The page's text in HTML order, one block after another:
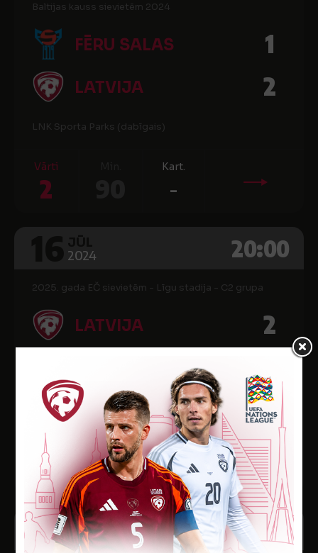
Baltijas kauss sievietēm 2024
FĒRU SALAS 1
LATVIJA 2
LNK Sporta Parks (dabīgais)
Vārti
2
Kart.
-
2024 20:00
2025. gada EČ sievietēm - Līgu stadija - C2 grupa
LATVIJA 2
Daugavas stadions
Vārti
1
Min.
90
Kart.
-
12 JŪL
2024 20:00